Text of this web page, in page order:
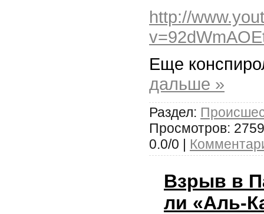
http://
Еще
дальше »
Раздел:
Просмотров:
0.0/0 |
Взрыв в
ли «Аль-